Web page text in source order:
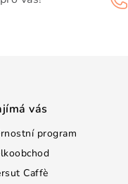
vás
program
Caffè